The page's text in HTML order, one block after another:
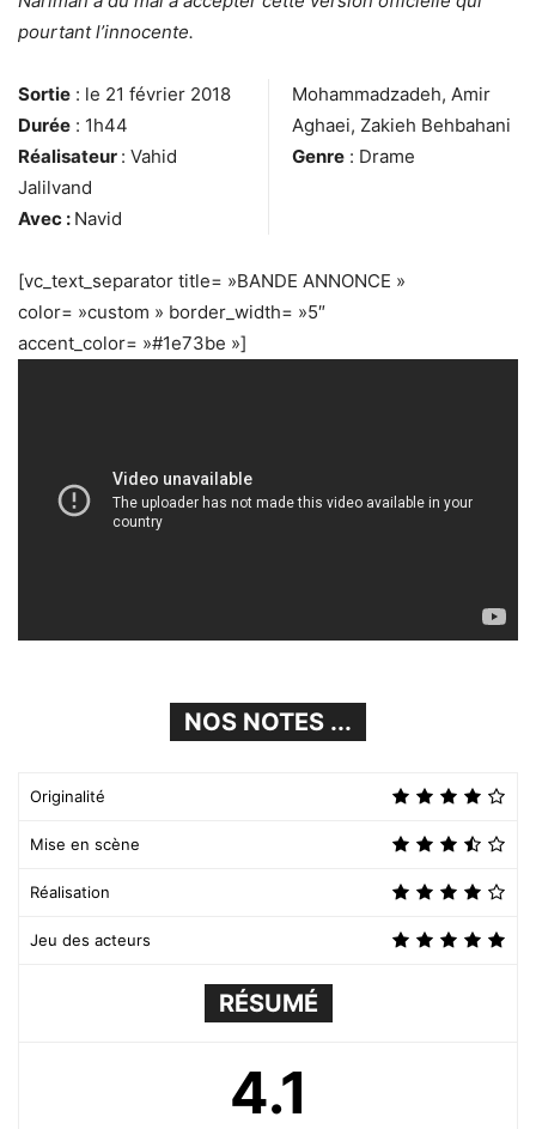
pourtant l’innocente.
Sortie : le 21 février 2018
Durée : 1h44
Réalisateur : Vahid
Jalilvand
Avec : Navid
Mohammadzadeh, Amir
Aghaei, Zakieh Behbahani
Genre : Drame
[vc_text_separator title= »BANDE ANNONCE »
color= »custom » border_width= »5″
accent_color= »#1e73be »]
NOS NOTES ...
Originalité
Mise en scène
Réalisation
Jeu des acteurs
RÉSUMÉ
4.1